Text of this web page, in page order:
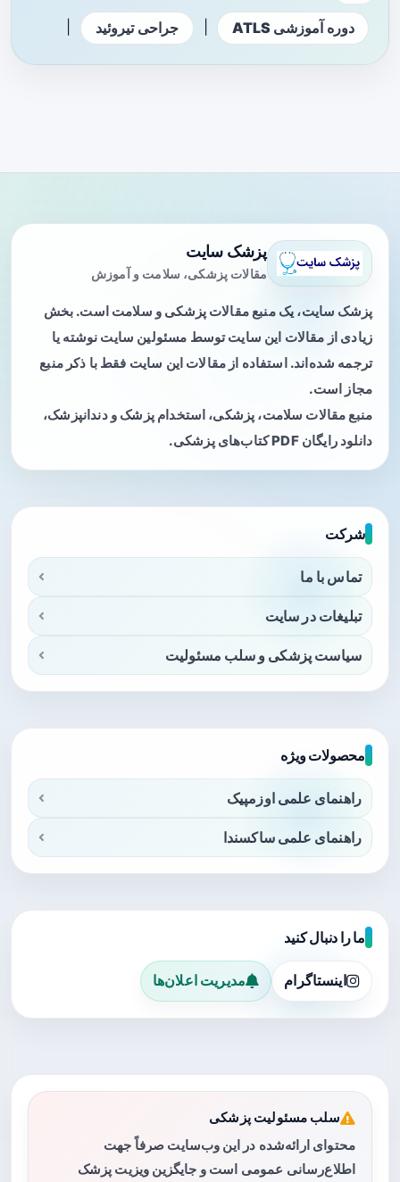
دوره آموزشی ATLS جراحی تیروئید
پزشک سایت
مقالات پزشکی، سلامت و آموزش
پزشک سایت، یک منبع مقالات پزشکی و سلامت است. بخش
زیادی از مقالات این سایت توسط مسئولین سایت نوشته یا
ترجمه شده‌اند. استفاده از مقالات این سایت فقط با ذکر منبع
مجاز است.
منبع مقالات سلامت، پزشکی، استخدام پزشک و دندانپزشک،
دانلود رایگان PDF کتاب‌های پزشکی.
شرکت
تماس با ما
تبلیغات در سایت
سیاست پزشکی و سلب مسئولیت
محصولات ویژه
راهنمای علمی اوزمپیک
راهنمای علمی ساکسندا
ما را دنبال کنید
اینستاگرام مدیریت اعلان‌ها
سلب مسئولیت پزشکی
محتوای ارائه‌شده در این وب‌سایت صرفاً جهت
اطلاع‌رسانی عمومی است و جایگزین ویزیت پزشک